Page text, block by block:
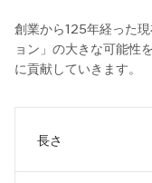
創業から125年経った
ョン」の大きな可能性
に貢献していきます。
長さ